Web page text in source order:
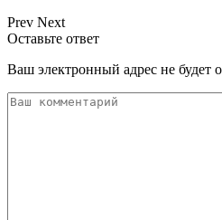
Prev Next
Оставьте ответ
Ваш электронный адрес не будет